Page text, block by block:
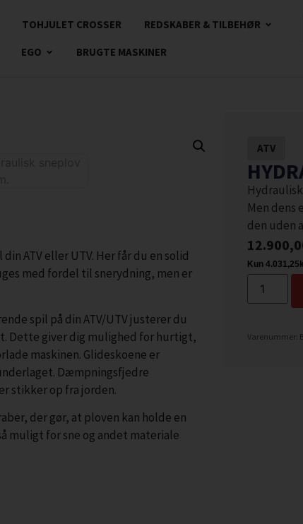
TOHJULET CROSSER REDSKABER & TILBEHØR
EGO BRUGTE MASKINER
ATV eller UTV. Her får du en solid
med fordel til snerydning, men er
spil på din ATV/UTV justerer du
Dette giver dig mulighed for hurtigt,
maskinen. Glideskoene er
Dæmpningsfjedre
stikker op fra jorden.
der gør, at ploven kan holde en
muligt for sne og andet materiale
ATV
Men dens
den uden
Varenummer: